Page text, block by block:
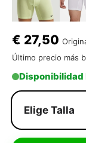
€ 27,50
Último precio más
Disponibilidad
Elige Talla